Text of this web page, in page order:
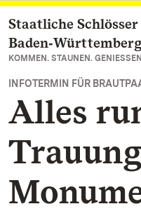
Zum Hauptinhalt
Staatliche
KOMMEN. STAUNEN.
INFOTERMIN FÜR
Alles